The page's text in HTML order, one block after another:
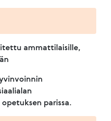
ammattilaisille,
parissa.